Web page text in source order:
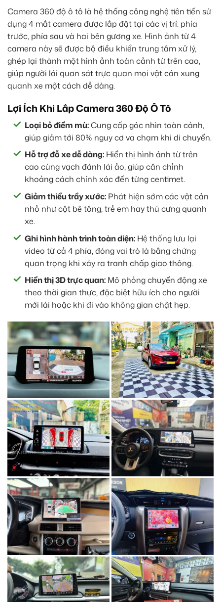
Camera 360 độ ô tô là hệ thống công nghệ tiên tiến sử
dụng 4 mắt camera được lắp đặt tại các vị trí: phía
trước, phía sau và hai bên gương xe. Hình ảnh từ 4
camera này sẽ được bộ điều khiển trung tâm xử lý,
ghép lại thành một hình ảnh toàn cảnh từ trên cao,
giúp người lái quan sát trực quan mọi vật cản xung
quanh xe một cách dễ dàng.
Lợi Ích Khi Lắp Camera 360 Độ Ô Tô
Loại bỏ điểm mù:Cung cấp góc nhìn toàn cảnh,
giúp giảm tới 80% nguy cơ va chạm khi di chuyển.
Hỗ trợ đỗ xe dễ dàng: Hiển thị hình ảnh từ trên
cao cùng vạch đánh lái ảo, giúp căn chỉnh
khoảng cách chính xác đến từng centimet.
Giảm thiểu trầy xước: Phát hiện sớm các vật cản
nhỏ như cột bê tông, trẻ em hay thú cưng quanh
xe.
Ghi hình hành trình toàn diện: Hệ thống lưu lại
video từ cả 4 phía, đóng vai trò là bằng chứng
quan trọng khi xảy ra tranh chấp giao thông.
Hiển thị 3D trực quan: Mô phỏng chuyển động xe
theo thời gian thực, đặc biệt hữu ích cho người
mới lái hoặc khi đi vào không gian chật hẹp.